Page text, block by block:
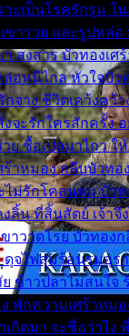
าะเป็นโรครักรุม
ขารวย และรูปหล่อ
า สงสาร บัวทองเศ
อหนีไกล หัวใจบัว
กจาง ชีวิตเคว้งคว้
จะรักใครสักครั้ง
ย ซื้อเปลมาไกว ใ
ร้าหมอง กลีบบัวทอ
ไม่รักโคลนตม บัว
ลิ้น ที่สิ้นสัตย์ เจ้าจึ
าวาดโรย บัวทอง
จไฟสุมร้อนรุมอุร
ข้าวปลาไม่สนใจ
พักความเศร้าหมอ
เกิดมา จะชื่อว่าไง